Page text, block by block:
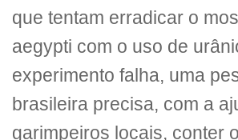
que tentam erradicar o
aegypti com o uso de
experimento falha, uma
brasileira precisa, com a
garimpeiros locais, conter